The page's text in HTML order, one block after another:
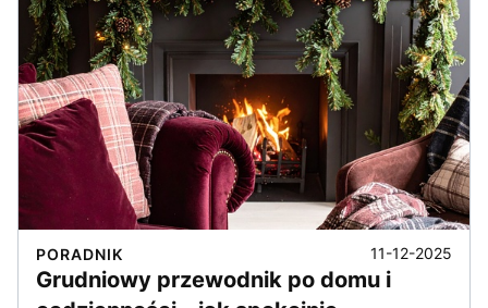
PORADNIK 11-12-2025
Grudniowy przewodnik po domu i